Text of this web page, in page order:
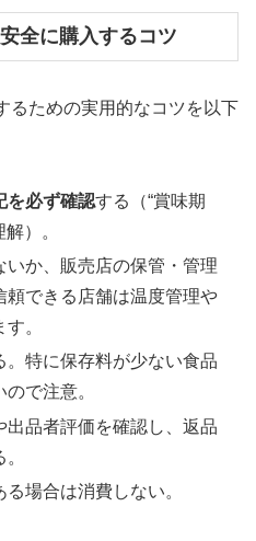
全に購入するコツ
るための実用的なコツを以下
を必ず確認する（“賞味期
）。
か、販売店の保管・管理
頼できる店舗は温度管理や
。
。特に保存料が少ない食品
で注意。
品者評価を確認し、返品
場合は消費しない。